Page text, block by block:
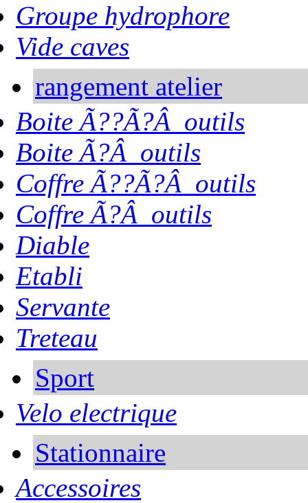
Groupe hydrophore
Vide caves
rangement atelier
Boite Ã??Ã?Â outils
Boite Ã?Â outils
Coffre Ã??Ã?Â outils
Coffre Ã?Â outils
Diable
Etabli
Servante
Treteau
Sport
Velo electrique
Stationnaire
Accessoires